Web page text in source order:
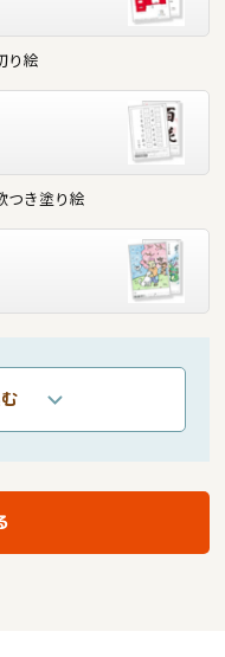
り絵
つき塗り絵